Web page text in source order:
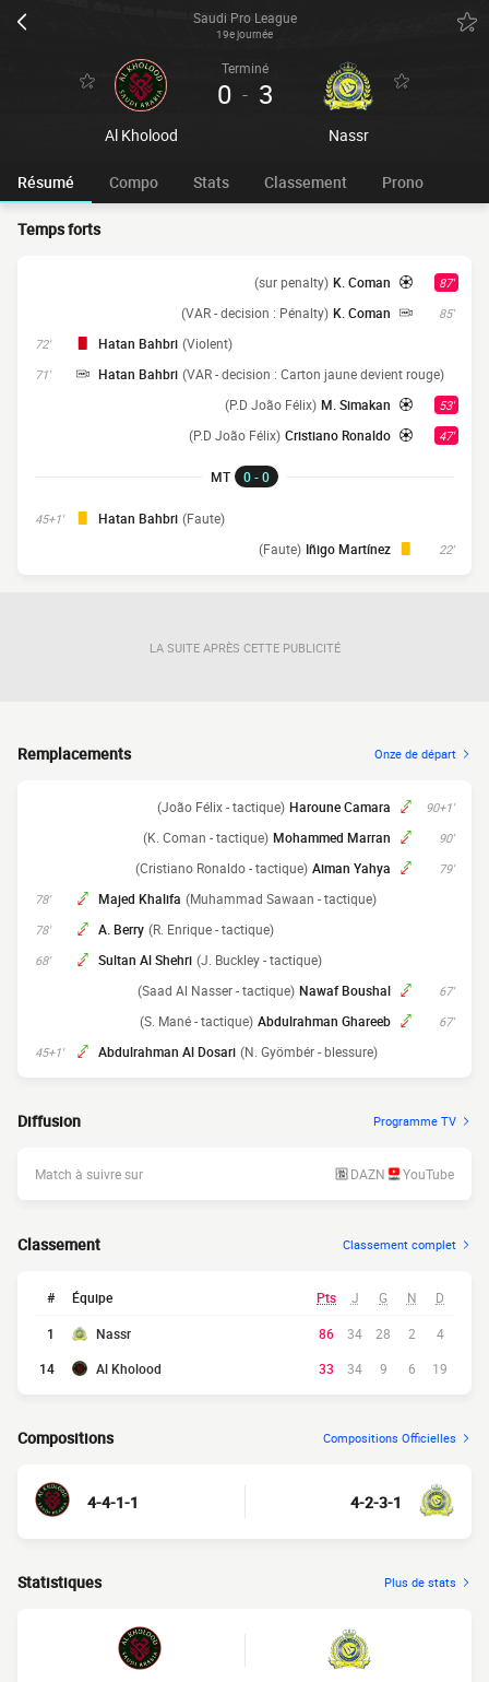
Saudi Pro League
19e journée
Al Kholood
Terminé
0 - 3
Nassr
Résumé Compo Stats Classement Prono
Temps forts
87'
K. Coman
(sur penalty)
85'
K. Coman
(VAR - decision : Pénalty)
72' Hatan Bahbri (Violent)
71' Hatan Bahbri (VAR - decision : Carton jaune devient rouge)
53'
M. Simakan
(P.D João Félix)
47'
Cristiano Ronaldo
(P.D João Félix)
MT 0 - 0
45+1' Hatan Bahbri (Faute)
22'
Iñigo Martínez
(Faute)
LA SUITE APRÈS CETTE PUBLICITÉ
Remplacements Onze de départ
90+1'
Haroune Camara
(João Félix - tactique)
90'
Mohammed Marran
(K. Coman - tactique)
79'
Aiman Yahya
(Cristiano Ronaldo - tactique)
78' Majed Khalifa (Muhammad Sawaan - tactique)
78' A. Berry (R. Enrique - tactique)
68' Sultan Al Shehri (J. Buckley - tactique)
67'
Nawaf Boushal
(Saad Al Nasser - tactique)
67'
Abdulrahman Ghareeb
(S. Mané - tactique)
45+1' Abdulrahman Al Dosari (N. Gyömbér - blessure)
Diffusion Programme TV
Match à suivre sur DAZN YouTube
Classement Classement complet
# Équipe Pts J G N D
1 Nassr 86 34 28 2
4
14
Al Kholood 33 34 9 6 19
Compositions Compositions Officielles
4-4-1-1 4-2-3-1
Statistiques Plus de stats